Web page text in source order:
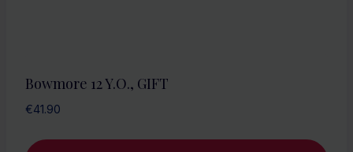
Bowmore 12 Y.O., GIFT
€41.90